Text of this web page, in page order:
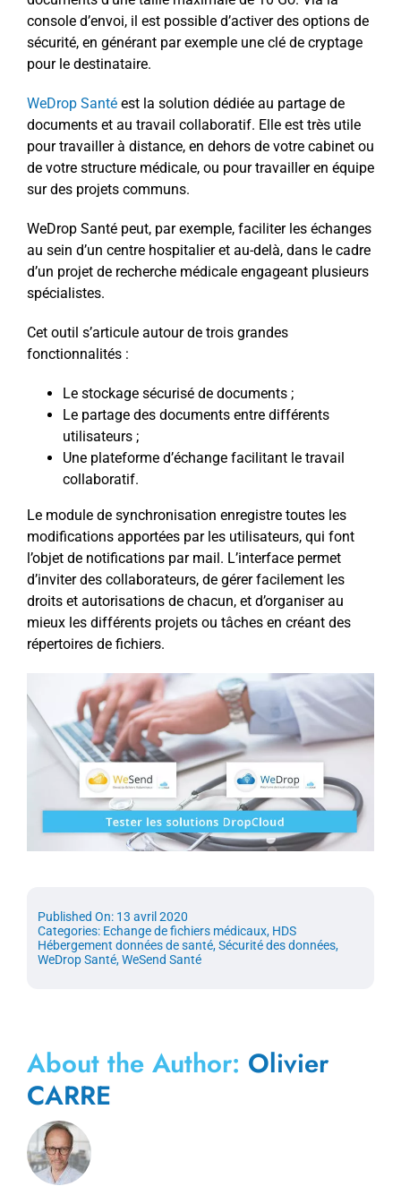
console d’envoi, il est possible d’activer des options de
sécurité, en générant par exemple une clé de cryptage
pour le destinataire.
WeDrop Santéest la solution dédiée au partage de
documents et au travail collaboratif. Elle est très utile
pour travailler à distance, en dehors de votre cabinet ou
de votre structure médicale, ou pour travailler en équipe
sur des projets communs.
WeDrop Santé peut, par exemple, faciliter les échanges
au sein d’un centre hospitalier et au-delà, dans le cadre
d’un projet de recherche médicale engageant plusieurs
spécialistes.
Cet outil s’articule autour de trois grandes
fonctionnalités :
Le stockage sécurisé de documents ;
Le partage des documents entre différents
utilisateurs ;
Une plateforme d’échange facilitant le travail
collaboratif.
Le module de synchronisation enregistre toutes les
modifications apportées par les utilisateurs, qui font
l’objet de notifications par mail. L’interface permet
d’inviter des collaborateurs, de gérer facilement les
droits et autorisations de chacun, et d’organiser au
mieux les différents projets ou tâches en créant des
répertoires de fichiers.
Published On: 13 avril 2020
Categories: Echange de fichiers médicaux, HDS
Hébergement données de santé,Sécurité des données,
WeDrop Santé,WeSend Santé
About the Author: Olivier
CARRE